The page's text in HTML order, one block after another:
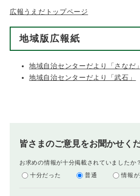
広報うえだトップページ
地域版広報紙
地域自治センターだより「さなだ」
地域自治センターだより「武石」
皆さまのご意見をお聞かせく
お求めの情報が十分掲載されていましたか？
十分だった
普通 情報